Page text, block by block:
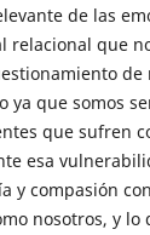
de las
relacional que
de
ya que somos
que sufren
esa
y compasión
nosotros, y lo